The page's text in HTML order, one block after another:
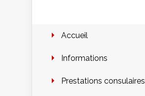
Accueil
Informations
Prestations consulaires